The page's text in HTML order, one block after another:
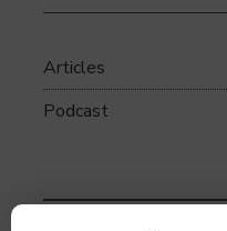
Articles
Podcast